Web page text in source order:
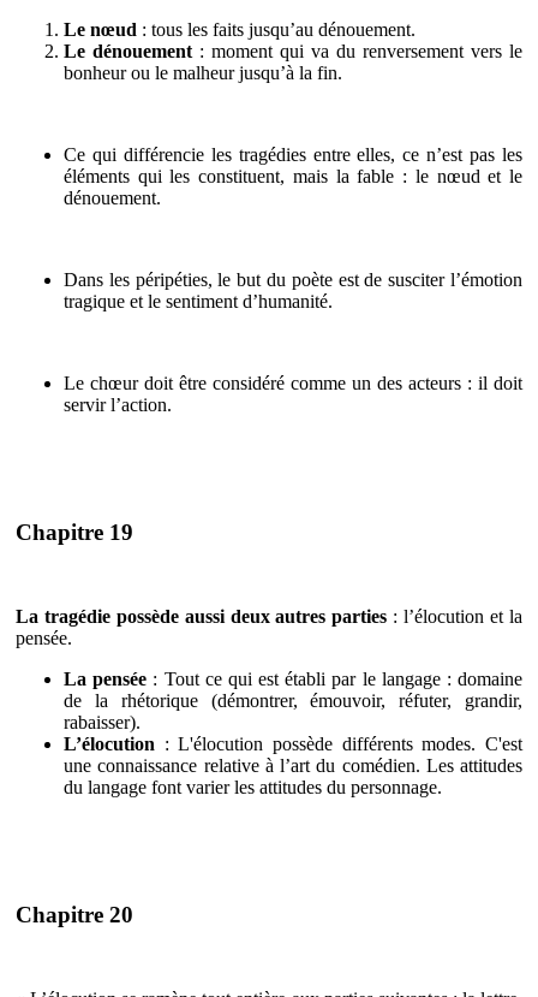
Le nœud : tous les faits jusqu’au dénouement.
Le dénouement : moment qui va du renversement vers le
bonheur ou le malheur jusqu’à la fin.
Ce qui différencie les tragédies entre elles, ce n’est pas les
éléments qui les constituent, mais la fable : le nœud et le
dénouement.
Dans les péripéties, le but du poète est de susciter l’émotion
tragique et le sentiment d’humanité.
Le chœur doit être considéré comme un des acteurs : il doit
servir l’action.
Chapitre 19
La tragédie possède aussi deux autres parties : l’élocution et la
pensée.
La pensée : Tout ce qui est établi par le langage : domaine
de la rhétorique (démontrer, émouvoir, réfuter, grandir,
rabaisser).
L’élocution : L'élocution possède différents modes. C'est
une connaissance relative à l’art du comédien. Les attitudes
du langage font varier les attitudes du personnage.
Chapitre 20